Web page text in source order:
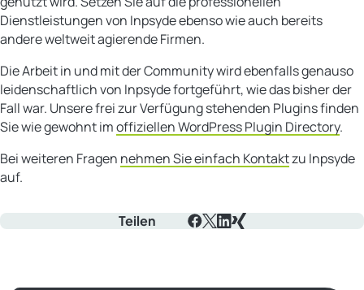
Dienstleistungen von Inpsyde ebenso wie auch bereits
andere weltweit agierende Firmen.
Die Arbeit in und mit der Community wird ebenfalls genauso
leidenschaftlich von Inpsyde fortgeführt, wie das bisher der
Fall war. Unsere frei zur Verfügung stehenden Plugins finden
Sie wie gewohnt imoffiziellen WordPress Plugin Directory.
Bei weiteren Fragen nehmen Sie einfach Kontaktzu Inpsyde
auf.
Teilen